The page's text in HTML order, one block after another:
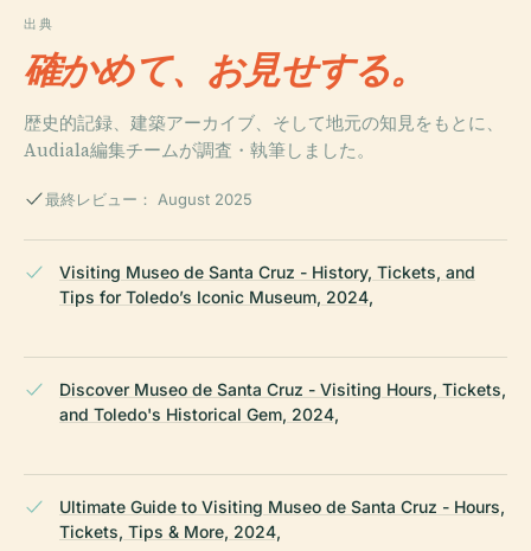
出典
確かめて、お見せする。
歴史的記録、建築アーカイブ、そして地元の知見をもとに、
Audiala編集チームが調査・執筆しました。
最終レビュー： August 2025
Visiting Museo de Santa Cruz - History, Tickets, and
Tips for Toledo’s Iconic Museum, 2024,
Discover Museo de Santa Cruz - Visiting Hours, Tickets,
and Toledo's Historical Gem, 2024,
Ultimate Guide to Visiting Museo de Santa Cruz - Hours,
Tickets, Tips & More, 2024,